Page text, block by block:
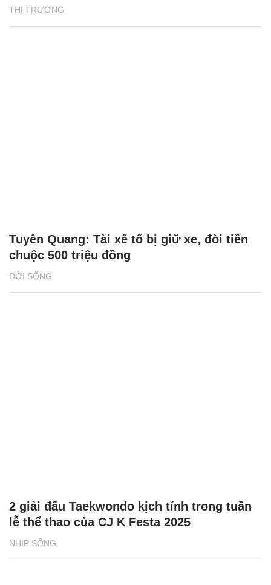
THỊ TRƯỜNG
ĐỜI SỐNG
Tuyên Quang: Tài xế tố bị giữ xe, đòi tiền
chuộc 500 triệu đồng
NHỊP SỐNG
2 giải đấu Taekwondo kịch tính trong tuần
lễ thể thao của CJ K Festa 2025